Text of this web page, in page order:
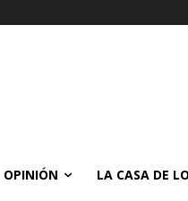
OPINIÓN LA CASA DE